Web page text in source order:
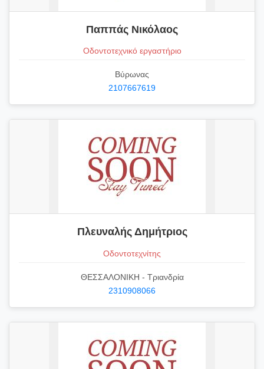
Παππάς Νικόλαος
Οδοντοτεχνικό εργαστήριο
Βύρωνας
2107667619
Πλευναλής Δημήτριος
Οδοντοτεχνίτης
ΘΕΣΣΑΛΟΝΙΚΗ - Τριανδρία
2310908066